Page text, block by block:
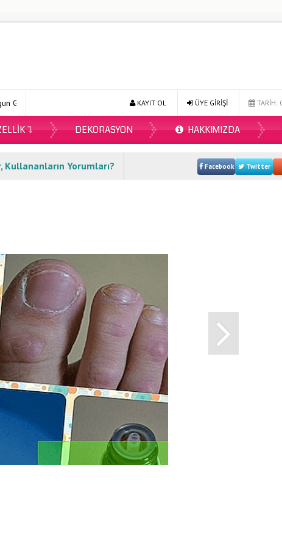
Modelleri Ecopirin Reçetesiz Alınır Mı 2026? OnlineTARİH:
ÜYE GİRİŞİ
KAYIT OL
DEKORASYON HAKKIMIZDA
Kullananların Yorumları? Facebook Twitter